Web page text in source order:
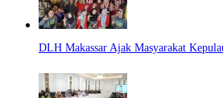
DLH Makassar Ajak Masyarakat